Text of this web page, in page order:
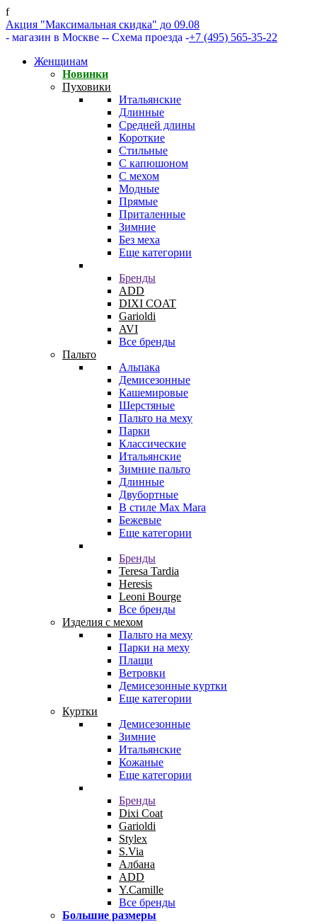
f
Акция "Максимальная скидка" до 09.08
- магазин в Москве -- Схема проезда -+7 (495) 565-35-22
Женщинам
Новинки
Пуховики
Итальянские
Длинные
Средней длины
Короткие
Стильные
С капюшоном
С мехом
Модные
Прямые
Приталенные
Зимние
Без меха
Еще категории
Бренды
ADD
DIXI COAT
Garioldi
AVI
Все бренды
Пальто
Альпака
Демисезонные
Кашемировые
Шерстяные
Пальто на меху
Парки
Классические
Итальянские
Зимние пальто
Длинные
Двубортные
В стиле Max Mara
Бежевые
Еще категории
Бренды
Teresa Tardia
Heresis
Leoni Bourge
Все бренды
Изделия с мехом
Пальто на меху
Парки на меху
Плащи
Ветровки
Демисезонные куртки
Еще категории
Куртки
Демисезонные
Зимние
Итальянские
Кожаные
Еще категории
Бренды
Dixi Coat
Garioldi
Stylex
S.Via
Албана
ADD
Y.Camille
Все бренды
Большие размеры